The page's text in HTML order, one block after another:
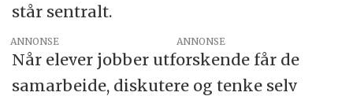
står sentralt.
ANNONSE
Når elever jobber utforskende får de
samarbeide, diskutere og tenke selv